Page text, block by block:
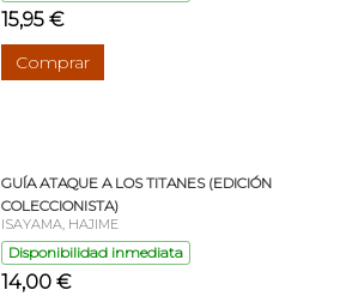
15,95 €
Comprar
GUÍA ATAQUE A LOS TITANES (EDICIÓN
COLECCIONISTA)
ISAYAMA, HAJIME
Disponibilidad inmediata
14,00 €